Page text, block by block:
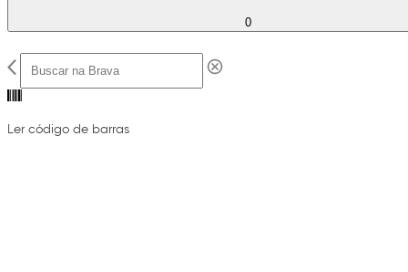
0
Ler código de barras